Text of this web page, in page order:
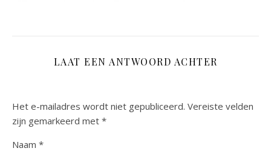
LAAT EEN ANTWOORD ACHTER
Het e-mailadres wordt niet gepubliceerd. Vereiste velden
zijn gemarkeerd met *
Naam *